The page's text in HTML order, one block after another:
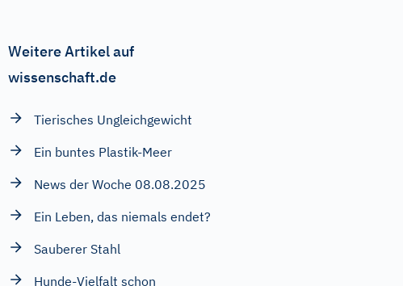
Weitere Artikel auf
wissenschaft.de
Tierisches Ungleichgewicht
Ein buntes Plastik-Meer
News der Woche 08.08.2025
Ein Leben, das niemals endet?
Sauberer Stahl
Hunde-Vielfalt schon